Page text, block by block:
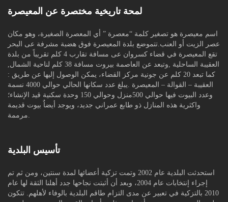
لمحة تاريخية مختصرة عن المعيصرة
اسم معيصرة هو تصغير كلمة “معصرة ” أي المعصرة الصغيرة، وهو مكان
عصر الزيت أو العنب.تتموضع بلدة المعيصرة فوق هضبة مشرفة عى البحر
تقع المعيصرة في قضاء كسروان عى مسافة تقارب 4 كلم تقريباً من بلدة
العقيبة الساحلية ,وتبعد عن العاصمة بيروت مسافة 38 كلم لناحية الشمال,
كما تبعد 20 كلم عن جونية مركز القضاء، يمكن الوصول إليها عن طريق :
العقيبة – القوالة – المعيصرة .يبلغ عدد سكانها الحالي حوالي 4000 نسمة
وعدد البيوت فيها حوالي 500منزل وحوالي 150 وحدة سكنية قيد الإنشاء؛
واكثرية هذه المنازل ذو طابع عمراني جديد، ويوجد أيضاٌ بيوت قديمة
تأسيس البلدية
استحدثت البلدية عام 2002 وتمت تزكية أعضائها لمدة سنتين، ومن ثم تم
إجراء إنتخابات عام 2004، وبعد أن أثبتت نجاحها جدد أهلنا الثقة لها عام
2010 بالتزكية في تعبير عن مدى التزام طاقم البلدية بالوفاء لأهلهم. تتكون